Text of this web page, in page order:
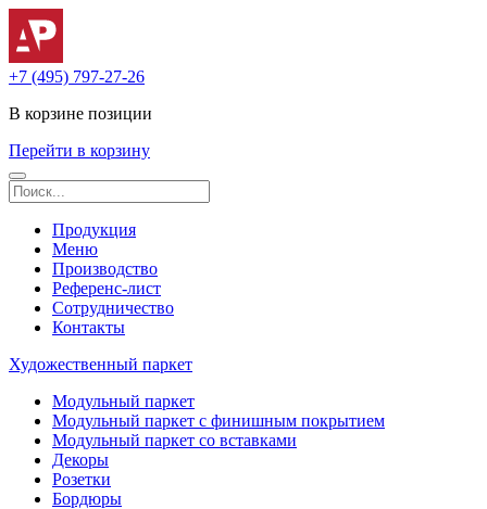
+7 (495) 797-27-26
В корзине позиции
Перейти в корзину
Продукция
Меню
Производство
Референс-лист
Сотрудничество
Контакты
Художественный паркет
Модульный паркет
Модульный паркет с финишным покрытием
Модульный паркет со вставками
Декоры
Розетки
Бордюры